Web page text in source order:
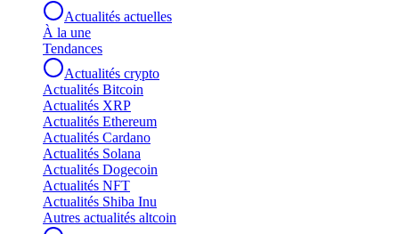
Actualités actuelles
À la une
Tendances
Actualités crypto
Actualités Bitcoin
Actualités XRP
Actualités Ethereum
Actualités Cardano
Actualités Solana
Actualités Dogecoin
Actualités NFT
Actualités Shiba Inu
Autres actualités altcoin